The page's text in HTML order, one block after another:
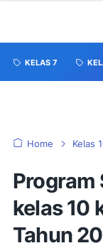
KELAS 7
Home Kelas
Program
kelas 10
Tahun